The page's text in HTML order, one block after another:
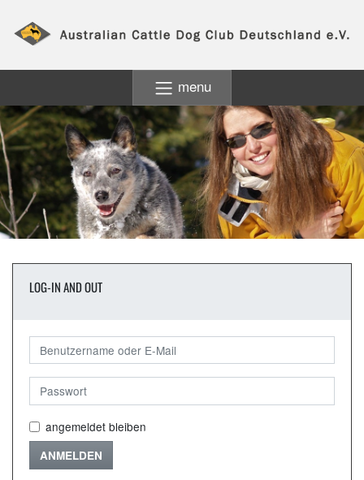
menu
LOG-IN AND OUT
angemeldet bleiben
ANMELDEN